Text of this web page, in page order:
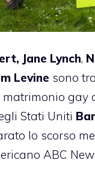
Jane Lynch,
Levine sono
gay
Stati Uniti
lo scorso
ABC